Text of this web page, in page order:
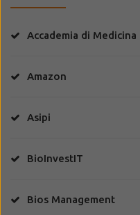
Accademia di
Amazon
Asipi
BioInvestIT
Bios Management